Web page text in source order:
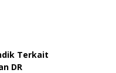
Terkait
DR